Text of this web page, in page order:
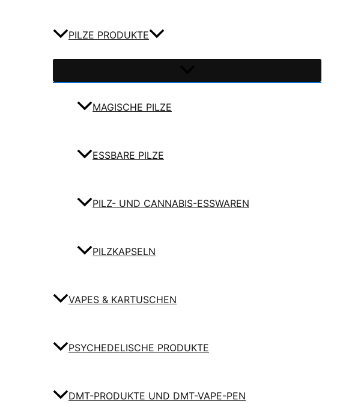
PILZE PRODUKTE
MAGISCHE PILZE
ESSBARE PILZE
PILZ- UND CANNABIS-ESSWAREN
PILZKAPSELN
VAPES & KARTUSCHEN
PSYCHEDELISCHE PRODUKTE
DMT-PRODUKTE UND DMT-VAPE-PEN